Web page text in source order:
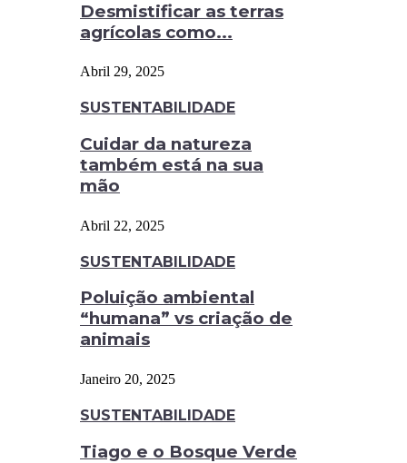
Desmistificar as terras
agrícolas como...
Abril 29, 2025
SUSTENTABILIDADE
Cuidar da natureza
também está na sua
mão
Abril 22, 2025
SUSTENTABILIDADE
Poluição ambiental
“humana” vs criação de
animais
Janeiro 20, 2025
SUSTENTABILIDADE
Tiago e o Bosque Verde